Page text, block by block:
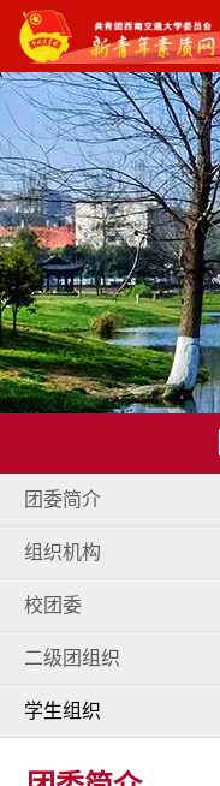
团委简介
组织机构
校团委
二级团组织
学生组织